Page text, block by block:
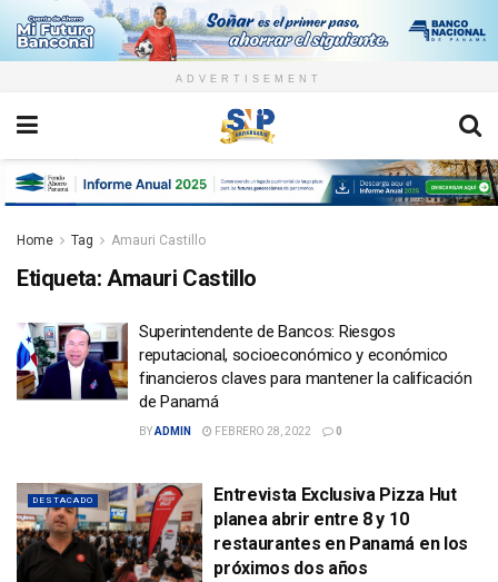
ADVERTISEMENT
Home Tag Amauri Castillo
Etiqueta: Amauri Castillo
Superintendente de Bancos: Riesgos
reputacional, socioeconómico y económico
financieros claves para mantener la calificación
de Panamá
BYADMIN FEBRERO 28, 2022 0
DESTACADO
Entrevista Exclusiva Pizza Hut
planea abrir entre 8 y 10
restaurantes en Panamá en los
próximos dos años